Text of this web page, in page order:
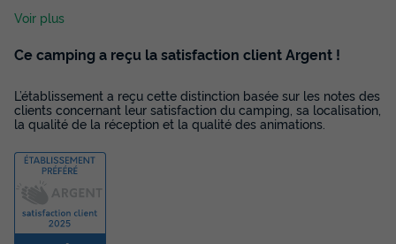
Pers. | Terrasse surélevée | Toit terrasse | 1 SDB | TV
Meilleur prix pour 7 nuits
Modifier les dates
Voir plus
Ce camping a reçu la satisfaction client Argent !
L’établissement a reçu cette distinction basée sur les notes des
clients concernant leur satisfaction du camping, sa localisation,
la qualité de la réception et la qualité des animations.